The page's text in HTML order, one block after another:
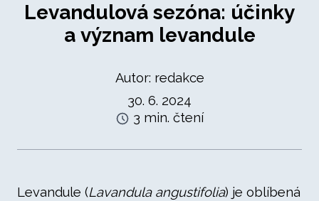
Levandulová sezóna: účinky
a význam levandule
Autor: redakce
30. 6. 2024
3 min. čtení
Levandule (Lavandula angustifolia) je oblíbená